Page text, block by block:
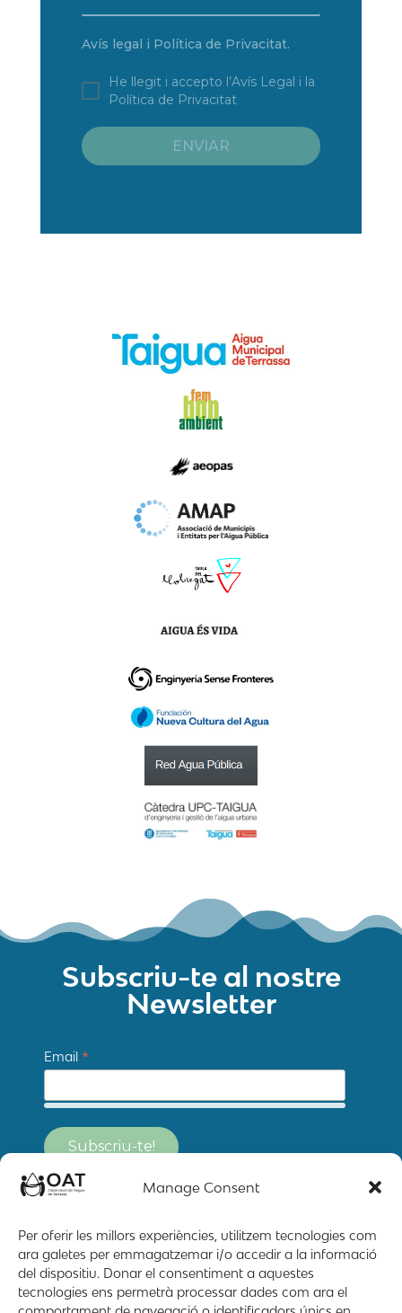
Manage Consent
Per oferir les millors experiències, utilitzem tecnologies com
ara galetes per emmagatzemar i/o accedir a la informació
del dispositiu. Donar el consentiment a aquestes
tecnologies ens permetrà processar dades com ara el
Avís legal i Política de Privacitat.
He llegit i accepto l’Avís Legal i la
Política de Privacitat
ENVIAR
Subscriu-te al nostre
Newsletter
Email *